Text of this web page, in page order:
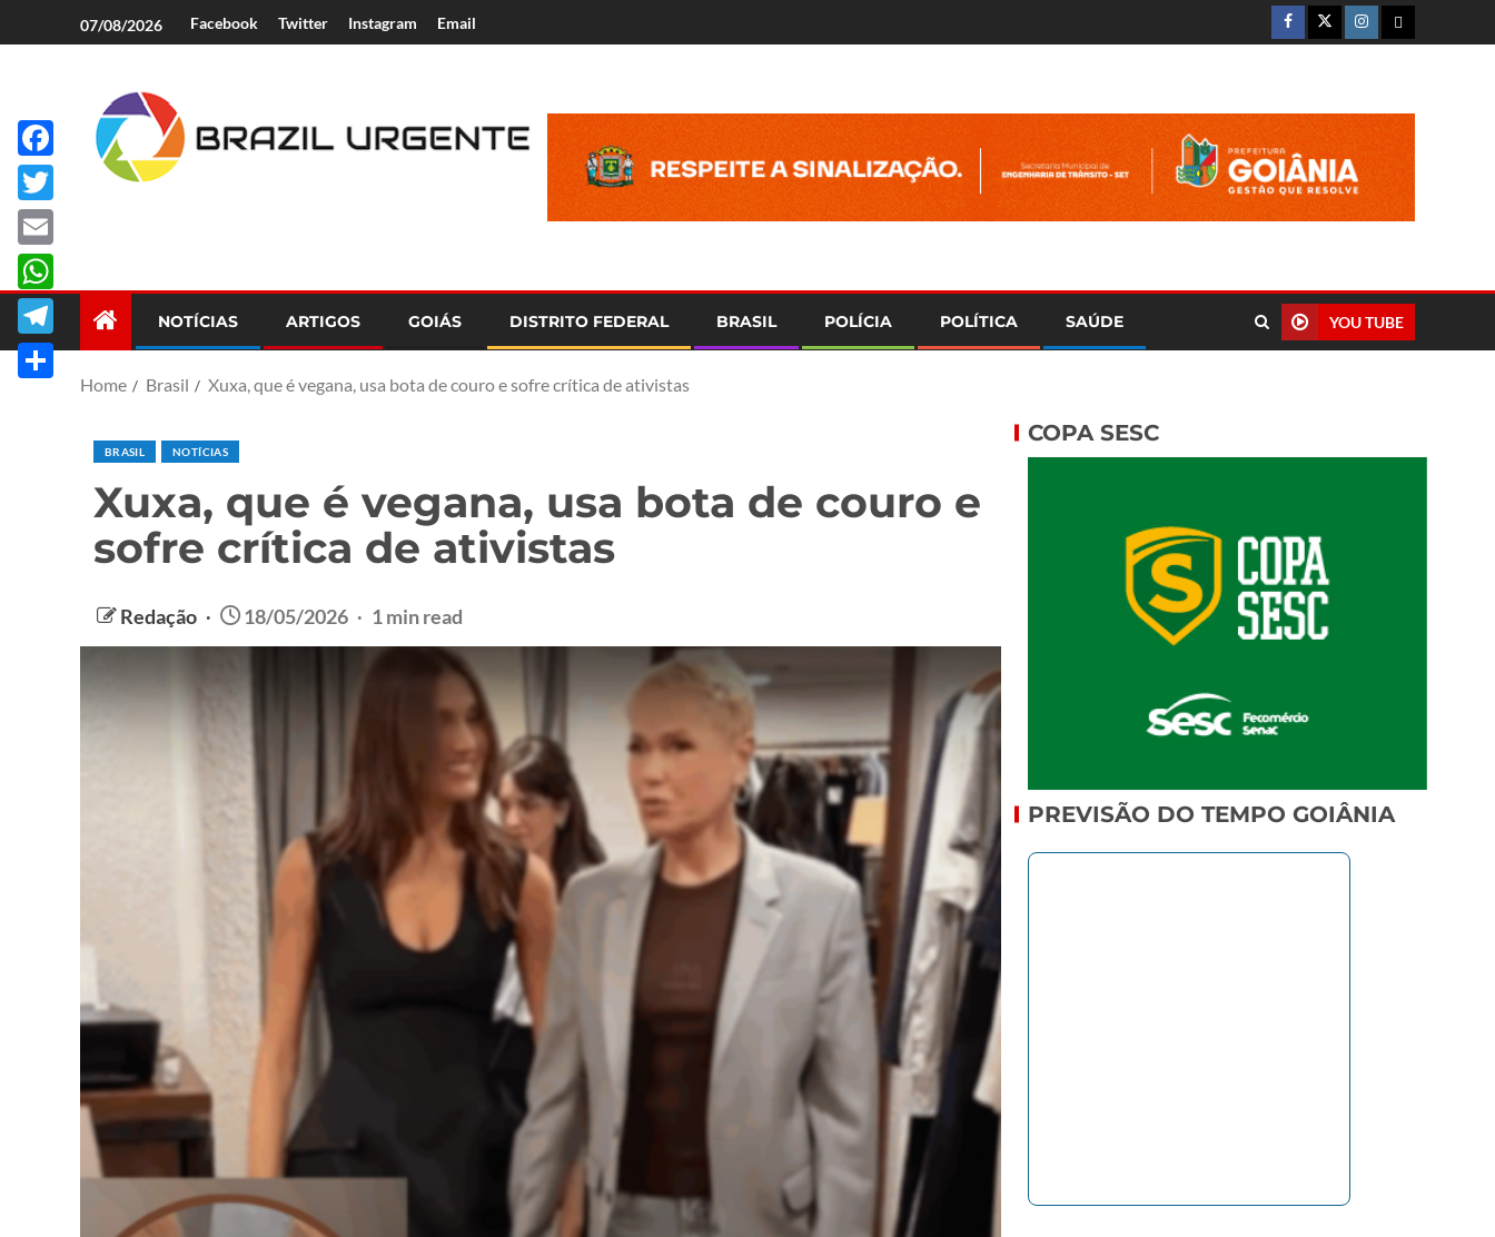
07/08/2026 Facebook Twitter Instagram Email
NOTÍCIAS ARTIGOS GOIÁS DISTRITO FEDERAL BRASIL POLÍCIA POLÍTICA SAÚDE YOU TUBE
Home Brasil Xuxa, que é vegana, usa bota de couro e sofre crítica de ativistas
BRASIL NOTÍCIAS
Xuxa, que é vegana, usa bota de couro e
sofre crítica de ativistas
Redação 18/05/2026 1 min read
Facebook
Twitter
Email
WhatsApp
Telegram
COPA SESC
PREVISÃO DO TEMPO GOIÂNIA